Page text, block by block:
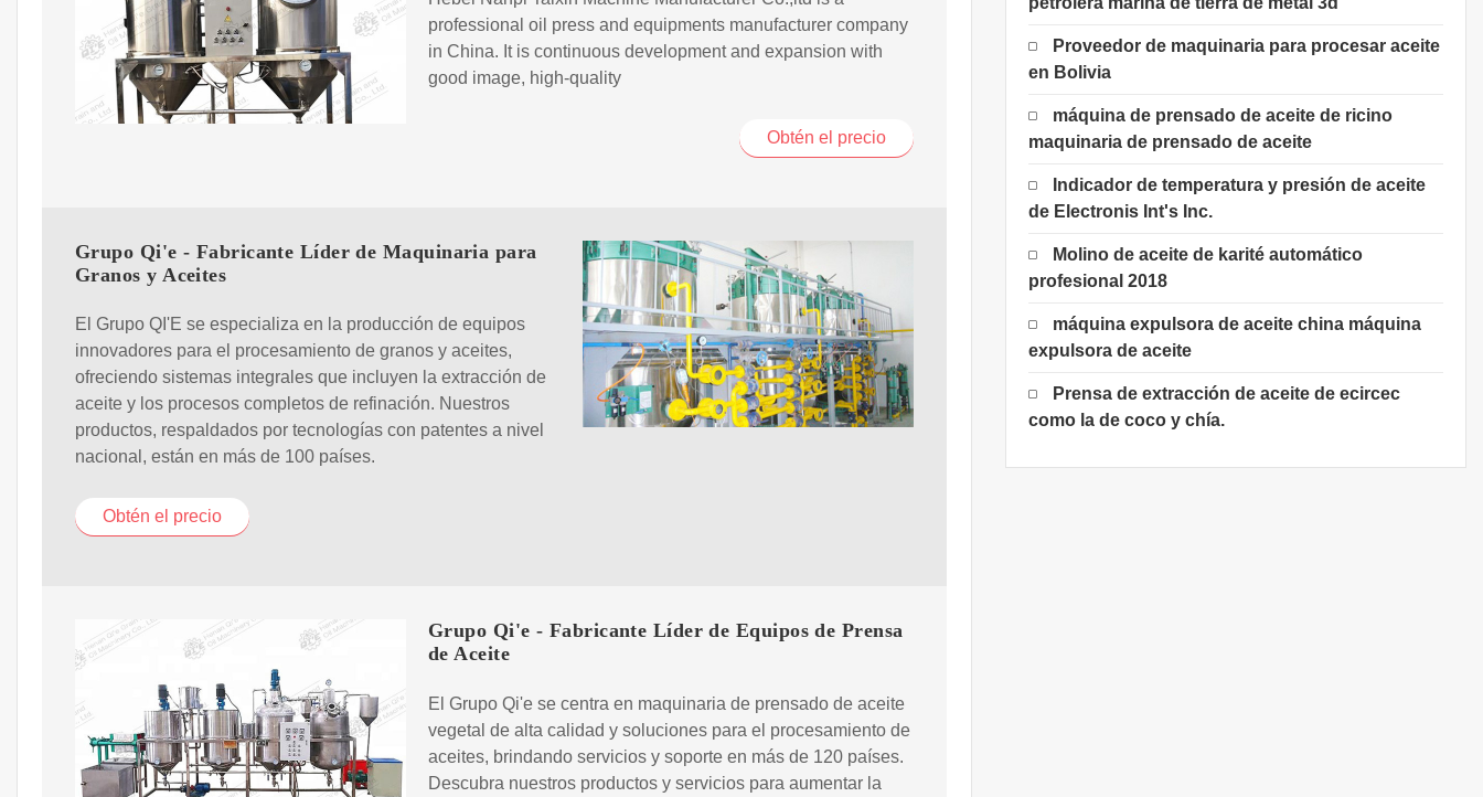
professional oil press and equipments manufacturer company
in China. It is continuous development and expansion with
good image, high-quality
Obtén el precio
Grupo Qi'e - Fabricante Líder de Maquinaria para
Granos y Aceites
El Grupo QI'E se especializa en la producción de equipos
innovadores para el procesamiento de granos y aceites,
ofreciendo sistemas integrales que incluyen la extracción de
aceite y los procesos completos de refinación. Nuestros
productos, respaldados por tecnologías con patentes a nivel
nacional, están en más de 100 países.
Obtén el precio
Grupo Qi'e - Fabricante Líder de Equipos de Prensa
de Aceite
El Grupo Qi'e se centra en maquinaria de prensado de aceite
vegetal de alta calidad y soluciones para el procesamiento de
aceites, brindando servicios y soporte en más de 120 países.
Descubra nuestros productos y servicios para aumentar la
Proveedor de maquinaria para procesar aceite
en Bolivia
máquina de prensado de aceite de ricino
maquinaria de prensado de aceite
Indicador de temperatura y presión de aceite
de Electronis Int's Inc.
Molino de aceite de karité automático
profesional 2018
máquina expulsora de aceite china máquina
expulsora de aceite
Prensa de extracción de aceite de ecircec
como la de coco y chía.